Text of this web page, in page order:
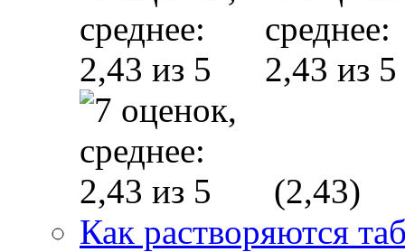
(2,43)
Как растворяются